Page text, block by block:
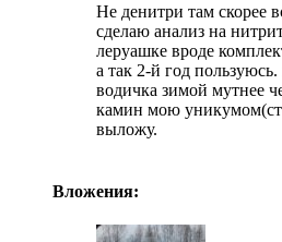
Не денитри там скорее
сделаю анализ на
леруашке вроде
а так 2-й год
водичка зимой мутнее
камин мою
выложу.
Вложения: